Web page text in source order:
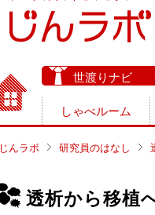
世渡りナビ
しゃべルーム
じんラボ 研究員のはなし
透析から移植